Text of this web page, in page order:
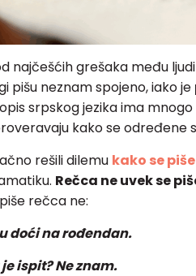
najčešćih grešaka među
pišu neznam spojeno, iako je
srpskog jezika ima
kako se određene
rešili dilemu kako se piše
Rečca ne uvek se
rečca ne:
doći na rođendan.
ispit? Ne znam.